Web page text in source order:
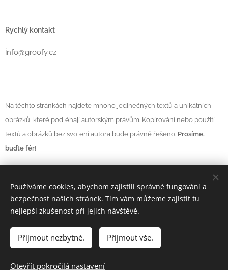
Do košíku
Rychlý kontakt
info@groofy.cz
Na těchto stránkách najdete mnoho jedinečných textů a unikátních
obrázků, které podléhají autorským právům. Kopírování nebo použití
textů a obrázků bez svolení autora bude právně řešeno. Prosíme,
buďte fér!
Vytvořeno službouWebnode Cookies
Měna
CZK Kč
EUR €
Používáme cookies, abychom zajistili správné fungování a
bezpečnost našich stránek. Tím vám můžeme zajistit tu
nejlepší zkušenost při jejich návštěvě.
Přijmout nezbytné. Přijmout vše.
Otevřít pokročilá nastavení